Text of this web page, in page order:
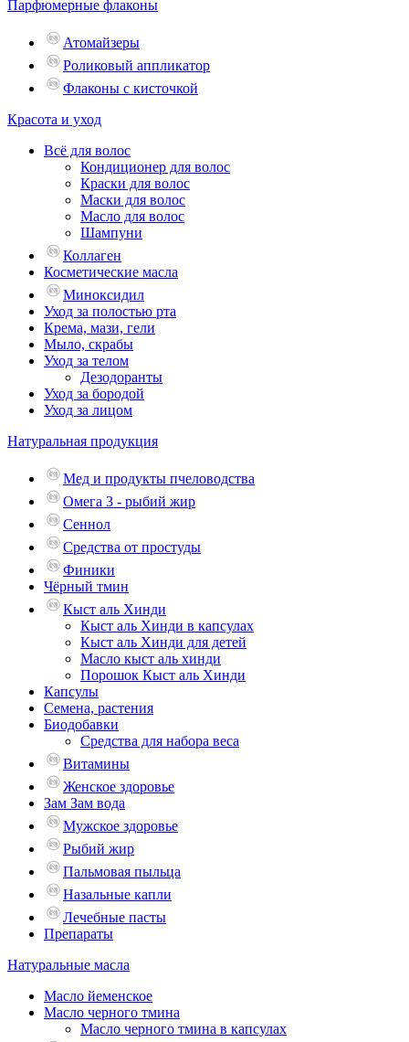
Парфюмерные флаконы
Атомайзеры
Роликовый аппликатор
Флаконы с кисточкой
Красота и уход
Всё для волос
Кондиционер для волос
Краски для волос
Маски для волос
Масло для волос
Шампуни
Коллаген
Косметические масла
Миноксидил
Уход за полостью рта
Крема, мази, гели
Мыло, скрабы
Уход за телом
Дезодоранты
Уход за бородой
Уход за лицом
Натуральная продукция
Мед и продукты пчеловодства
Омега 3 - рыбий жир
Сеннол
Средства от простуды
Финики
Чёрный тмин
Кыст аль Хинди
Кыст аль Хинди в капсулах
Кыст аль Хинди для детей
Масло кыст аль хинди
Порошок Кыст аль Хинди
Капсулы
Семена, растения
Биодобавки
Средства для набора веса
Витамины
Женское здоровье
Зам Зам вода
Мужское здоровье
Рыбий жир
Пальмовая пыльца
Назальные капли
Лечебные пасты
Препараты
Натуральные масла
Масло йеменское
Масло черного тмина
Масло черного тмина в капсулах